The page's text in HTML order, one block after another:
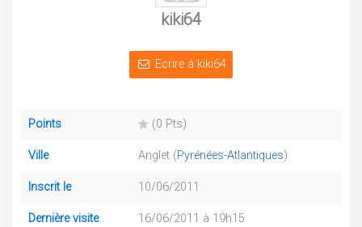
kiki64
Ecrire à kiki64
Points (0 Pts)
Ville Anglet (Pyrénées-Atlantiques)
Inscrit le 10/06/2011
Dernière visite 16/06/2011 à 19h15